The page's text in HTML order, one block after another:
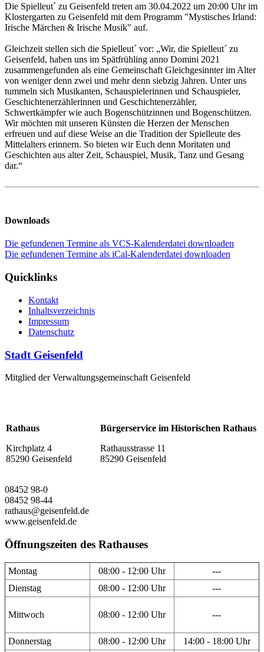
Die Spielleut´ zu Geisenfeld treten am 30.04.2022 um 20:00 Uhr im
Klostergarten zu Geisenfeld mit dem Programm "Mystisches Irland:
Irische Märchen & Irische Musik" auf.
Gleichzeit stellen sich die Spielleut´ vor: „Wir, die Spielleut´ zu
Geisenfeld, haben uns im Spätfrühling anno Domini 2021
zusammengefunden als eine Gemeinschaft Gleichgesinnter im Alter
von weniger denn zwei und mehr denn siebzig Jahren. Unter uns
tummeln sich Musikanten, Schauspielerinnen und Schauspieler,
Geschichtenerzählerinnen und Geschichtenerzähler,
Schwertkämpfer wie auch Bogenschützinnen und Bogenschützen.
Wir möchten mit unseren Künsten die Herzen der Menschen
erfreuen und auf diese Weise an die Tradition der Spielleute des
Mittelalters erinnern. So bieten wir Euch denn Moritaten und
Geschichten aus alter Zeit, Schauspiel, Musik, Tanz und Gesang
dar.“
Downloads
Die gefundenen Termine als VCS-Kalenderdatei downloaden
Die gefundenen Termine als iCal-Kalenderdatei downloaden
Quicklinks
Kontakt
Inhaltsverzeichnis
Impressum
Datenschutz
Stadt Geisenfeld
Mitglied der Verwaltungsgemeinschaft Geisenfeld
Rathaus
Kirchplatz 4
85290 Geisenfeld
Bürgerservice im Historischen Rathaus
Rathausstrasse 11
85290 Geisenfeld
08452 98-0
08452 98-44
rathaus@geisenfeld.de
www.geisenfeld.de
Öffnungszeiten des Rathauses
Montag 08:00 - 12:00 Uhr
---
Dienstag
08:00 - 12:00 Uhr ---
Mittwoch 08:00 - 12:00 Uhr ---
Donnerstag 08:00 - 12:00 Uhr 14:00 - 18:00 Uhr